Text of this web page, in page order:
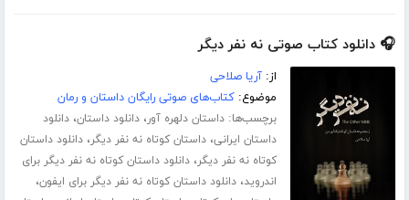
🎧 دانلود کتاب صوتی نه نفر دیگر
از:آریا صلاحی
موضوع:کتاب‌های صوتی رایگان داستان و رمان
برچسب‌ها:داستان دلهره آور،دانلود داستان،دانلود
داستان ایرانی،داستان کوتاه نه نفر دیگر،دانلود داستان
کوتاه نه نفر دیگر،دانلود داستان کوتاه نه نفر دیگر برای
اندروید،دانلود داستان کوتاه نه نفر دیگر برای ایفون،